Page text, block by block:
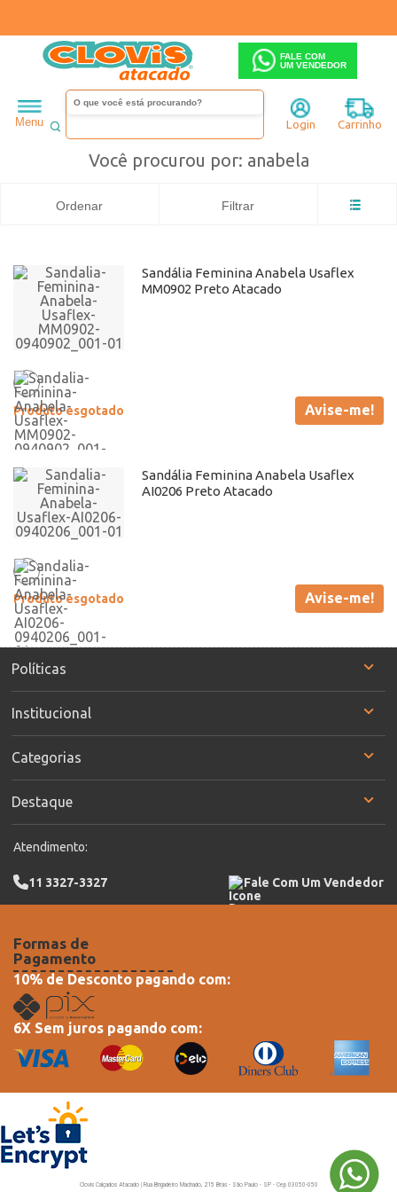
FALE COM
UM VENDEDOR
Menu Login Carrinho
Feminino Sandália Anabela Busca: anabela
Usaflex
anabela
Você procurou por: anabela
Ordenar Filtrar
Sandália Feminina Anabela Usaflex
MM0902 Preto Atacado
Produto esgotado Avise-me!
Sandália Feminina Anabela Usaflex
AI0206 Preto Atacado
Produto esgotado Avise-me!
Políticas
Institucional
Categorias
Destaque
Atendimento:
11 3327-3327 Fale Com Um Vendedor
Formas de
Pagamento
10% de Desconto pagando com:
6X Sem juros pagando com:
Clovis Calçados Atacado | Rua Brigadeiro Machado, 215 Brás - São Paulo - SP - Cep 03050-050